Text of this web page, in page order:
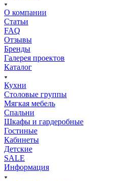
О компании
Статьи
FAQ
Отзывы
Бренды
Галерея проектов
Каталог
Кухни
Столовые группы
Мягкая мебель
Спальни
Шкафы и гардеробные
Гостиные
Кабинеты
Детские
SALE
Информация